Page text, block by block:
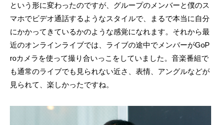
という形に変わったのですが、グループのメンバーと僕のス
マホでビデオ通話するようなスタイルで、まるで本当に自分
にかかってきているかのような感覚になれます。それから最
近のオンラインライブでは、ライブの途中でメンバーがGoP
roカメラを使って撮り合いっこをしていました。音楽番組で
も通常のライブでも見られない近さ、表情、アングルなどが
見られて、楽しかったですね。